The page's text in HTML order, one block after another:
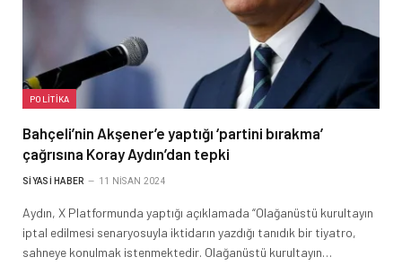
POLITIKA
Bahçeli’nin Akşener’e yaptığı ‘partini bırakma’
çağrısına Koray Aydın’dan tepki
SIYASI HABER 11 NISAN 2024
Aydın, X Platformunda yaptığı açıklamada “Olağanüstü kurultayın
iptal edilmesi senaryosuyla iktidarın yazdığı tanıdık bir tiyatro,
sahneye konulmak istenmektedir. Olağanüstü kurultayın…